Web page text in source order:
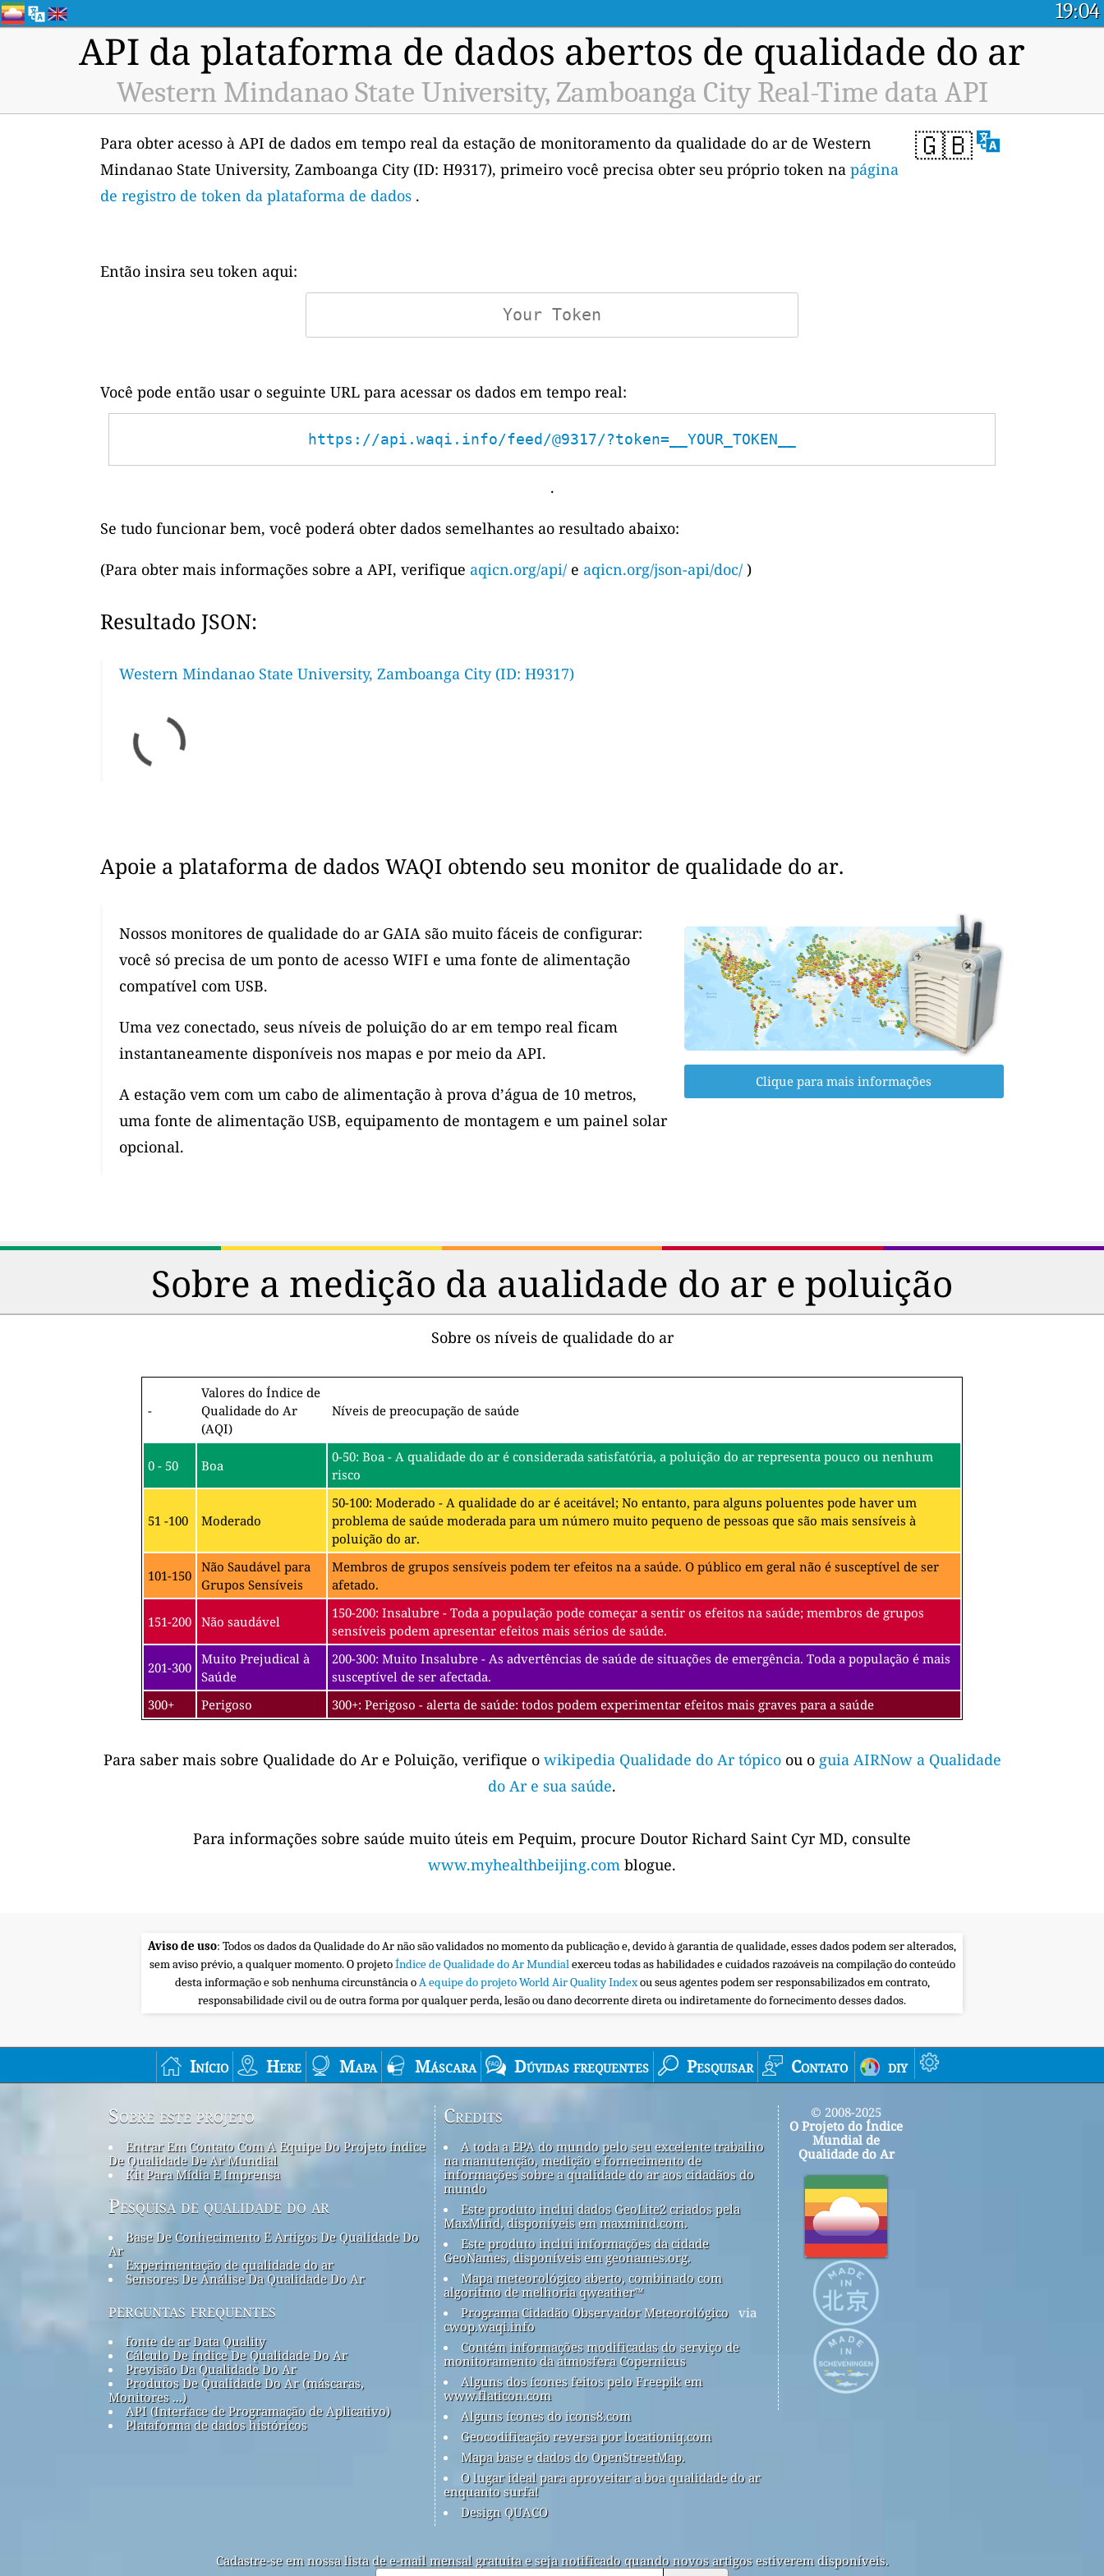
19:04
API da plataforma de dados abertos de qualidade do ar
Western Mindanao State University, Zamboanga City Real-Time data API
🇬🇧
Para obter acesso à API de dados em tempo real da estação de monitoramento da qualidade do ar de Western
Mindanao State University, Zamboanga City (ID: H9317), primeiro você precisa obter seu próprio token na página
de registro de token da plataforma de dados .
Então insira seu token aqui:
Você pode então usar o seguinte URL para acessar os dados em tempo real:
https://api.waqi.info/feed/@9317/?token=__YOUR_TOKEN__
.
Se tudo funcionar bem, você poderá obter dados semelhantes ao resultado abaixo:
(Para obter mais informações sobre a API, verifique aqicn.org/api/ e aqicn.org/json-api/doc/ )
Resultado JSON:
Western Mindanao State University, Zamboanga City (ID: H9317)
Apoie a plataforma de dados WAQI obtendo seu monitor de qualidade do ar.
Nossos monitores de qualidade do ar GAIA são muito fáceis de configurar:
você só precisa de um ponto de acesso WIFI e uma fonte de alimentação
compatível com USB.
Uma vez conectado, seus níveis de poluição do ar em tempo real ficam
instantaneamente disponíveis nos mapas e por meio da API.
A estação vem com um cabo de alimentação à prova d’água de 10 metros,
uma fonte de alimentação USB, equipamento de montagem e um painel solar
opcional.
Clique para mais informações
Sobre a medição da aualidade do ar e poluição
Sobre os níveis de qualidade do ar
-
Valores do Índice de
Qualidade do Ar
(AQI)
Níveis de preocupação de saúde
0 - 50 Boa
0-50: Boa - A qualidade do ar é considerada satisfatória, a poluição do ar representa pouco ou nenhum
risco
51 -100 Moderado
50-100: Moderado - A qualidade do ar é aceitável; No entanto, para alguns poluentes pode haver um
problema de saúde moderada para um número muito pequeno de pessoas que são mais sensíveis à
poluição do ar.
101-150
Não Saudável para
Grupos Sensíveis
Membros de grupos sensíveis podem ter efeitos na a saúde. O público em geral não é susceptível de ser
afetado.
151-200 Não saudável
150-200: Insalubre - Toda a população pode começar a sentir os efeitos na saúde; membros de grupos
sensíveis podem apresentar efeitos mais sérios de saúde.
201-300
Muito Prejudical à
Saúde
200-300: Muito Insalubre - As advertências de saúde de situações de emergência. Toda a população é mais
susceptível de ser afectada.
300+
Perigoso 300+: Perigoso - alerta de saúde: todos podem experimentar efeitos mais graves para a saúde
Para saber mais sobre Qualidade do Ar e Poluição, verifique o wikipedia Qualidade do Ar tópico ou o guia AIRNow a Qualidade
do Ar e sua saúde.
Para informações sobre saúde muito úteis em Pequim, procure Doutor Richard Saint Cyr MD, consulte
www.myhealthbeijing.com blogue.
Aviso de uso: Todos os dados da Qualidade do Ar não são validados no momento da publicação e, devido à garantia de qualidade, esses dados podem ser alterados,
sem aviso prévio, a qualquer momento. O projetoÍndice de Qualidade do Ar Mundialexerceu todas as habilidades e cuidados razoáveis na compilação do conteúdo
desta informação e sob nenhuma circunstância oA equipe do projeto World Air Quality Indexou seus agentes podem ser responsabilizados em contrato,
responsabilidade civil ou de outra forma por qualquer perda, lesão ou dano decorrente direta ou indiretamente do fornecimento desses dados.
Início Here Mapa Máscara Dúvidas frequentes Pesquisar Contato diy
Sobre este projeto
Entrar Em Contato Com A Equipe Do Projeto índice
De Qualidade De Ar Mundial
Kit Para Mídia E Imprensa
Pesquisa de qualidade do ar
Base De Conhecimento E Artigos De Qualidade Do
Ar
Experimentação de qualidade do ar
Sensores De Análise Da Qualidade Do Ar
perguntas frequentes
fonte de ar Data Quality
Cálculo De índice De Qualidade Do Ar
Previsão Da Qualidade Do Ar
Produtos De Qualidade Do Ar (máscaras,
Monitores ...)
API (Interface de Programação de Aplicativo)
Plataforma de dados históricos
Credits
A toda a EPA do mundo pelo seu excelente trabalho
na manutenção, medição e fornecimento de
informações sobre a qualidade do ar aos cidadãos do
mundo
Este produto inclui dados GeoLite2 criados pela
MaxMind, disponíveis em maxmind.com.
Este produto inclui informações da cidade
GeoNames, disponíveis em geonames.org.
Mapa meteorológico aberto, combinado com
algoritmo de melhoria qweather™
Programa Cidadão Observador Meteorológico via
cwop.waqi.info
Contém informações modificadas do serviço de
monitoramento da atmosfera Copernicus
Alguns dos ícones feitos pelo Freepik em
www.flaticon.com
Alguns ícones do icons8.com
Geocodificação reversa por locationiq.com
Mapa base e dados do OpenStreetMap.
O lugar ideal para aproveitar a boa qualidade do ar
enquanto surfa!
Design QUACO
© 2008-2025
O Projeto do Índice
Mundial de
Qualidade do Ar
Cadastre-se em nossa lista de e-mail mensal gratuita e seja notificado quando novos artigos estiverem disponíveis.